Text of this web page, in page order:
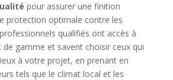
pour assurer une finition
protection optimale contre les
qualifiés ont accès à
de gamme et savent choisir ceux qui
à votre projet, en prenant en
tels que le climat local et les